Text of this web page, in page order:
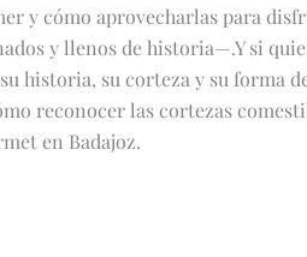
y cómo aprovecharlas para
y llenos de historia—.Y si
historia, su corteza y su forma
reconocer las cortezas
en Badajoz.